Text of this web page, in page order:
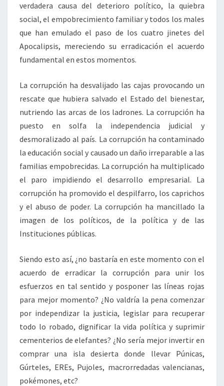
verdadera causa del deterioro político, la quiebra
social, el empobrecimiento familiar y todos los males
que han emulado el paso de los cuatro jinetes del
Apocalipsis, mereciendo su erradicación el acuerdo
fundamental en estos momentos.
La corrupción ha desvalijado las cajas provocando un
rescate que hubiera salvado el Estado del bienestar,
nutriendo las arcas de los ladrones. La corrupción ha
puesto en solfa la independencia judicial y
desmoralizado al país. La corrupción ha contaminado
la educación social y causado un daño irreparable a las
familias empobrecidas. La corrupción ha multiplicado
el paro impidiendo el desarrollo empresarial. La
corrupción ha promovido el despilfarro, los caprichos
y el abuso de poder. La corrupción ha mancillado la
imagen de los políticos, de la política y de las
Instituciones públicas.
Siendo esto así, ¿no bastaría en este momento con el
acuerdo de erradicar la corrupción para unir los
esfuerzos en tal sentido y posponer las líneas rojas
para mejor momento? ¿No valdría la pena comenzar
por independizar la justicia, legislar para recuperar
todo lo robado, dignificar la vida política y suprimir
cementerios de elefantes? ¿No sería mejor invertir en
comprar una isla desierta donde llevar Púnicas,
Gúrteles, EREs, Pujoles, macrorredadas valencianas,
pokémones, etc?